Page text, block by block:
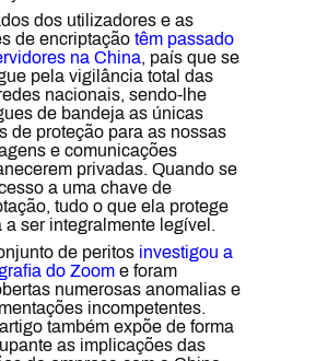
dos utilizadores e as
de encriptação têm passado
na China, país que se
pela vigilância total das
nacionais, sendo-lhe
de bandeja as únicas
de proteção para as nossas
e comunicações
privadas. Quando se
a uma chave de
tudo o que ela protege
a ser integralmente legível.
de peritos investigou a
do Zoom e foram
numerosas anomalias e
incompetentes.
também expõe de forma
as implicações das